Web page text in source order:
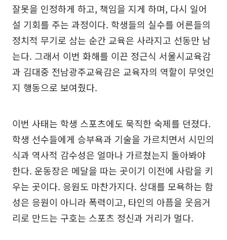
잘못을 인정하게 하고, 책임을 지게 하며, 다시 일어
설 기회를 주는 과정이다. 학생들의 실수를 어른들의
정치적 무기로 삼는 순간 교육은 사라지고 선동만 남
는다. 그래서 이번 화해를 이끈 정근식 서울시교육감
과 김대중 전남광주교육감은 교육자의 역할이 무엇인
지 행동으로 보여줬다.
이번 사태는 학생 스포츠에도 묵직한 숙제를 던졌다.
학생 선수들에게 승부욕과 기술을 가르치면서 시민의
식과 역사적 감수성은 얼마나 가르쳤는지 돌아봐야
한다. 운동장은 메달을 따는 곳이기 이전에 사람을 키
우는 곳이다. 응원도 마찬가지다. 상대를 모욕하는 함
성은 응원이 아니라 폭력이고, 타인의 아픔을 웃음거
리로 만드는 구호는 스포츠 정신과 거리가 멀다.